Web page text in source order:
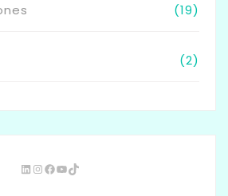
(19)
(2)